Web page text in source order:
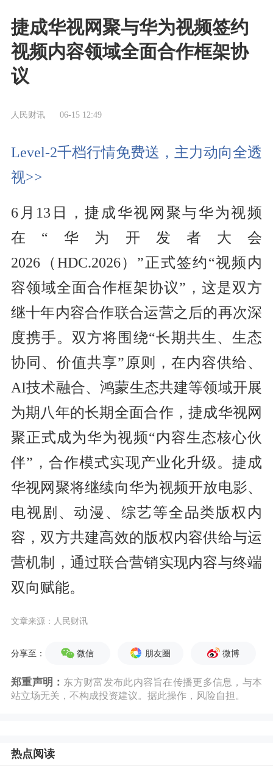
捷成华视网聚与华为视频签约
视频内容领域全面合作框架协
议
人民财讯 06-15 12:49
Level-2千档行情免费送，主力动向全透
视>>
6月13日，捷成华视网聚与华为视频
在“华为开发者大会
2026（HDC.2026）”正式签约“视频内
容领域全面合作框架协议”，这是双方
继十年内容合作联合运营之后的再次深
度携手。双方将围绕“长期共生、生态
协同、价值共享”原则，在内容供给、
AI技术融合、鸿蒙生态共建等领域开展
为期八年的长期全面合作，捷成华视网
聚正式成为华为视频“内容生态核心伙
伴”，合作模式实现产业化升级。捷成
华视网聚将继续向华为视频开放电影、
电视剧、动漫、综艺等全品类版权内
容，双方共建高效的版权内容供给与运
营机制，通过联合营销实现内容与终端
双向赋能。
文章来源：人民财讯
分享至： 微信 朋友圈 微博
郑重声明： 东方财富发布此内容旨在传播更多信息，与本
站立场无关，不构成投资建议。据此操作，风险自担。
热点阅读